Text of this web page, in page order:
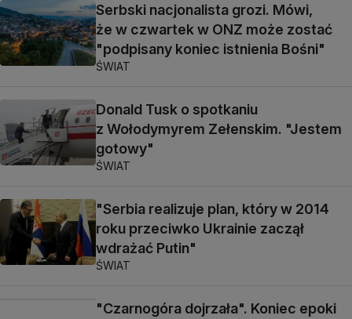
Serbski nacjonalista grozi. Mówi,
że w czwartek w ONZ może zostać
"podpisany koniec istnienia Bośni"
ŚWIAT
Donald Tusk o spotkaniu
z Wołodymyrem Zełenskim. "Jestem
gotowy"
ŚWIAT
"Serbia realizuje plan, który w 2014
roku przeciwko Ukrainie zaczął
wdrażać Putin"
ŚWIAT
"Czarnogóra dojrzała". Koniec epoki